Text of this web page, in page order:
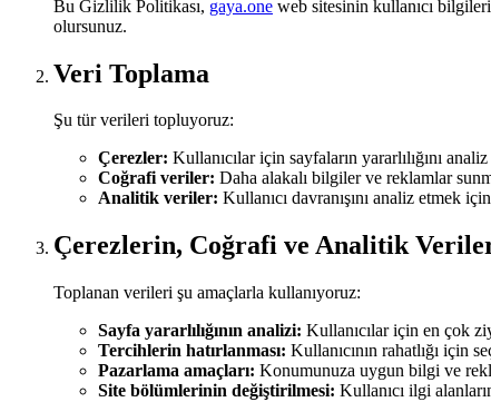
Bu Gizlilik Politikası, gaya.one web sitesinin kullanıcı
olursunuz.
Veri Toplama
Şu tür verileri topluyoruz:
Çerezler: Kullanıcılar için sayfaların yararlılığını
Coğrafi veriler: Daha alakalı bilgiler ve reklamlar
Analitik veriler: Kullanıcı davranışını analiz etmek
Çerezlerin, Coğrafi ve Analitik
Toplanan verileri şu amaçlarla kullanıyoruz:
Sayfa yararlılığının analizi: Kullanıcılar için en çok
Tercihlerin hatırlanması: Kullanıcının rahatlığı için
Pazarlama amaçları: Konumunuza uygun bilgi ve
Site bölümlerinin değiştirilmesi: Kullanıcı ilgi